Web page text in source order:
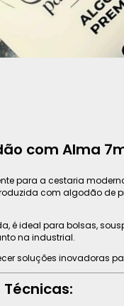
com Alma
para a cestaria
com algodão de
é ideal para bolsas,
na industrial.
soluções inovadoras